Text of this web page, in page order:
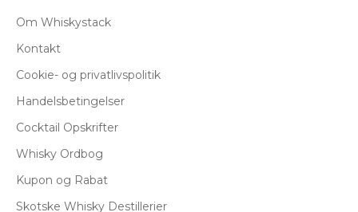
Om Whiskystack
Kontakt
Cookie- og privatlivspolitik
Handelsbetingelser
Cocktail Opskrifter
Whisky Ordbog
Kupon og Rabat
Skotske Whisky Destillerier